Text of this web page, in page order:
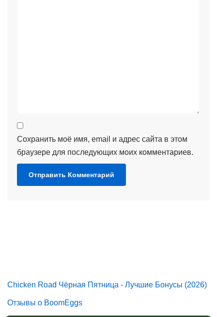
Сохранить моё имя, email и адрес сайта в этом
браузере для последующих моих комментариев.
Chicken Road Чёрная Пятница - Лучшие Бонусы (2026)
Отзывы о BoomEggs